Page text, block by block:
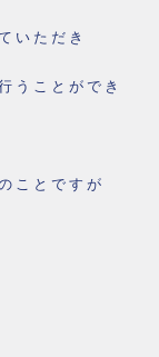
いただき
うことができ
ことですが